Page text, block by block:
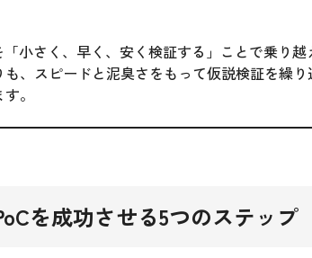
小さく、早く、安く検証する」ことで乗り
、スピードと泥臭さをもって仮説検証を繰
。
を成功させる5つのステップ